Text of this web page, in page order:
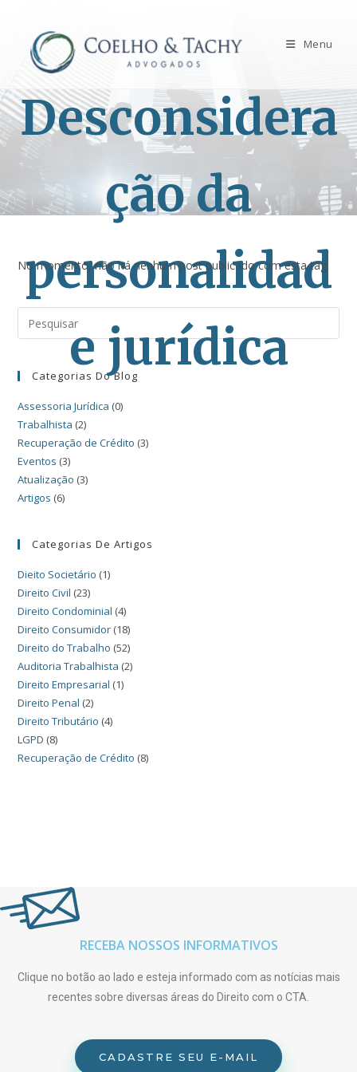
Menu
Desconsidera
ção da
personalidad
e jurídica
No momento, não há nenhum post publicado com esta tag.
Categorias Do Blog
Assessoria Jurídica (0)
Trabalhista (2)
Recuperação de Crédito (3)
Eventos (3)
Atualização (3)
Artigos (6)
Categorias De Artigos
Dieito Societário (1)
Direito Civil (23)
Direito Condominial (4)
Direito Consumidor (18)
Direito do Trabalho (52)
Auditoria Trabalhista (2)
Direito Empresarial (1)
Direito Penal (2)
Direito Tributário (4)
LGPD (8)
Recuperação de Crédito (8)
RECEBA NOSSOS INFORMATIVOS
Clique no botão ao lado e esteja informado com as notícias mais
recentes sobre diversas áreas do Direito com o CTA.
CADASTRE SEU E-MAIL